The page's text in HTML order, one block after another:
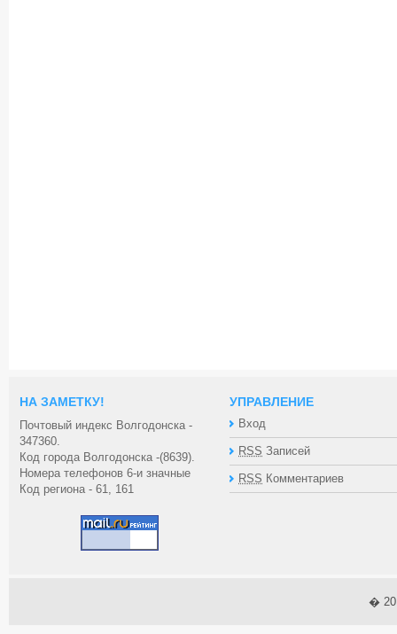
НА ЗАМЕТКУ!
Почтовый индекс Волгодонска -
347360.
Код города Волгодонска -(8639).
Номера телефонов 6-и значные
Код региона - 61, 161
УПРАВЛЕНИЕ
Вход
RSS Записей
RSS Комментариев
�